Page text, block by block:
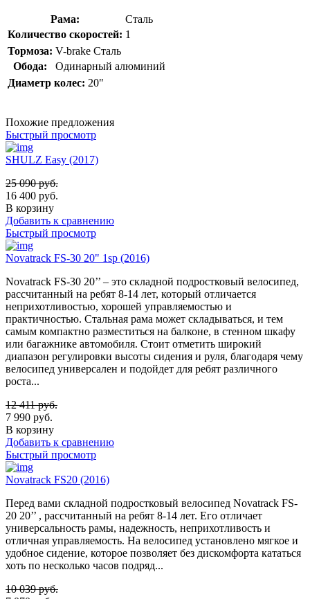
Рама:
Сталь
Количество скоростей: 1
Тормоза: V-brake Сталь
Обода:
Одинарный алюминий
Диаметр колес: 20"
Похожие предложения
Быстрый просмотр
SHULZ Easy (2017)
25 090руб.
16 400 руб.
В корзину
Добавить к сравнению
Быстрый просмотр
Novatrack FS-30 20" 1sp (2016)
Novatrack FS-30 20’’ – это складной подростковый велосипед,
рассчитанный на ребят 8-14 лет, который отличается
неприхотливостью, хорошей управляемостью и
практичностью. Стальная рама может складываться, и тем
самым компактно разместиться на балконе, в стенном шкафу
или багажнике автомобиля. Стоит отметить широкий
диапазон регулировки высоты сидения и руля, благодаря чему
велосипед универсален и подойдет для ребят различного
роста...
12 411руб.
7 990 руб.
В корзину
Добавить к сравнению
Быстрый просмотр
Novatrack FS20 (2016)
Перед вами складной подростковый велосипед Novatrack FS-
20 20’’ , рассчитанный на ребят 8-14 лет. Его отличает
универсальность рамы, надежность, неприхотливость и
отличная управляемость. На велосипед установлено мягкое и
удобное сидение, которое позволяет без дискомфорта кататься
хоть по несколько часов подряд...
10 039руб.